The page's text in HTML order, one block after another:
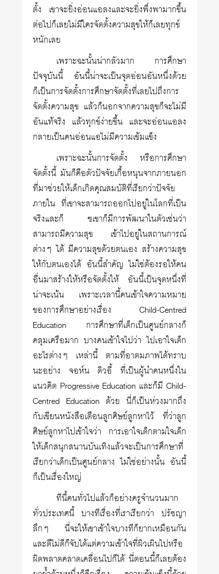
ตั้ง เขาจะยิ่งอ่อนแอลงและจะยิ่งพึ่งพามากขึ้น
ต่อไปก็เลยไม่มีใครจัดตั้งความสุขให้ก็เลยทุกข์
หนักเลย
เพราะฉะนั้นน่ากลัวมาก การศึกษา
ปัจจุบันนี้ อันนี้น่าจะเป็นจุดอ่อนอันหนึ่งด้วย
ก็เป็นการจัดตั้งการศึกษาจัดตั้งที่เลยไปถึงการ
จัดตั้งความสุข แล้วก็นอกจากความสุขก็จะไม่มี
อันแท้จริง แล้วทุกข์ง่ายขึ้น และจะอ่อนแอลง
กลายเป็นคนอ่อนแอไม่มีความเข้มแข็ง
เพราะฉะนั้นการจัดตั้ง หรือการศึกษา
จัดตั้งนี้ มันก็คือตัวปัจจัยเกื้อหนุนจากภายนอก
ที่มาช่วยให้เด็กเกิดคุณสมบัติที่เรียกว่าปัจจัย
ภายใน ที่เขาจะสามารถออกไปอยู่ในโลกที่เป็น
จริงและก็ ฃเขาก็มีการพัฒนาในตัวเช่นว่า
สามารถมีความสุข เข้าไปอยู่ในสถานการณ์
ต่างๆ ได้ มีความสุขด้วยตนเอง สร้างความสุข
ให้กับตนเองได้ อันนี้สำคัญ ไม่ใช่ต้องรอให้คน
อื่นมาสร้างให้หรือจัดตั้งให้ อันนี้เป็นจุดหนึ่งที่
น่าจะเน้น เพราะเวลานี้คนเข้าใจความหมาย
ของการศึกษาอย่างเรื่อง Child-Centred
Education การศึกษาที่เด็กเป็นศูนย์กลางก็
คลุมเครือมาก บางคนเข้าใจไปว่า ไปเอาใจเด็ก
อะไรต่างๆ เหล่านี้ ตามที่อาตมภาพได้ทราบ
นะอย่าง จอห์น ดิวอี้ ที่เป็นผู้นำคนหนึ่งใน
แนวคิด Progressive Education และก็มี Child-
Centred Education ด้วย นี่ก็เป็นห่วงมากถึง
กับเขียนหนังสือเตือนลูกศิษย์ลูกหาไว้ ที่ว่าลูก
ศิษย์ลูกหาไปเข้าใจว่า การเอาใจเด็กตามใจเด็ก
ให้เด็กสนุกสนานบันเทิงแล้วจะเป็นการศึกษาที่
เรียกว่าเด็กเป็นศูนย์กลาง ไม่ใช่อย่างนั้น อันนี้
ก็เป็นเรื่องใหญ่
ทีนี้คนทั่วไปแล้วก็อย่างครูจำนวนมาก
ทั่วประเทศนี้ บางทีเรื่องที่เราเรียกว่า ปรัชญา
ลึกๆ นี่จะให้เขาเข้าใจบางทีก็ยากเหมือนกัน
และดีไม่ดีก็จับได้แต่ความเข้าใจที่ผิวเผินไปหรือ
ผิดพลาดคลาดเคลื่อนไปก็ได้ นี่ตอนนี้ก็เลยต้อง